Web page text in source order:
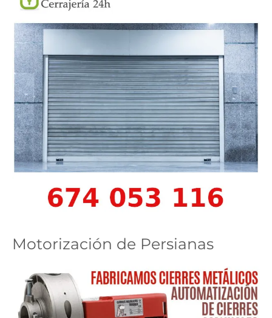
Motorización de Persianas